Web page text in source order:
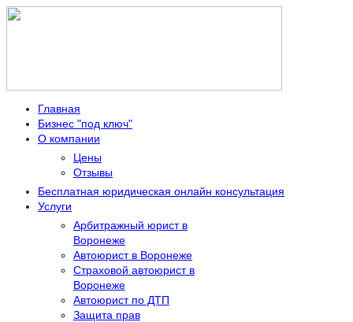
Главная
Бизнес "под ключ"
О компании
Цены
Отзывы
Бесплатная юридическая онлайн консультация
Услуги
Арбитражный юрист в
Воронеже
Автоюрист в Воронеже
Страховой автоюрист в
Воронеже
Автоюрист по ДТП
Защита прав